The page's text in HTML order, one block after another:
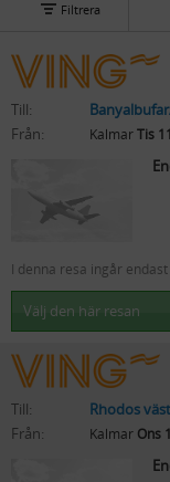
Filtrera
Till:
Från:
KalmarTis
I denna resa ingår
Välj den här resan
Till: Rhodos
Från:
Kalmar Ons